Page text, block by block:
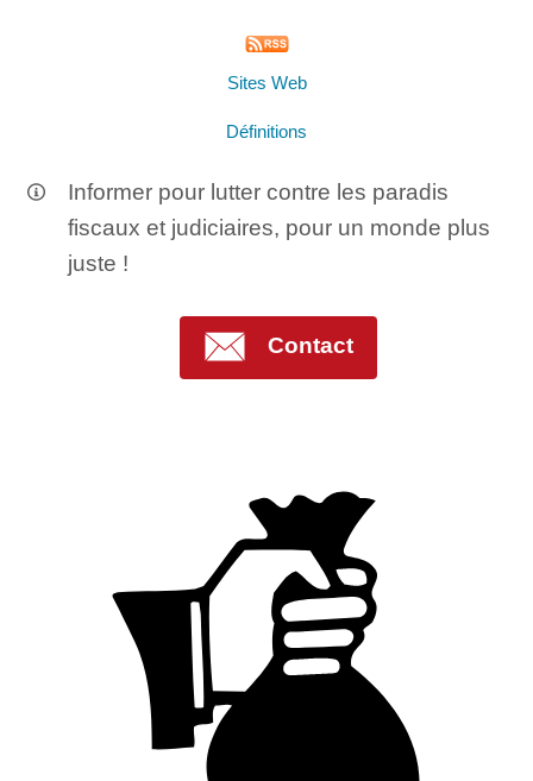
Sites Web
Définitions
Informer pour lutter contre les paradis
fiscaux et judiciaires, pour un monde plus
juste !
Contact